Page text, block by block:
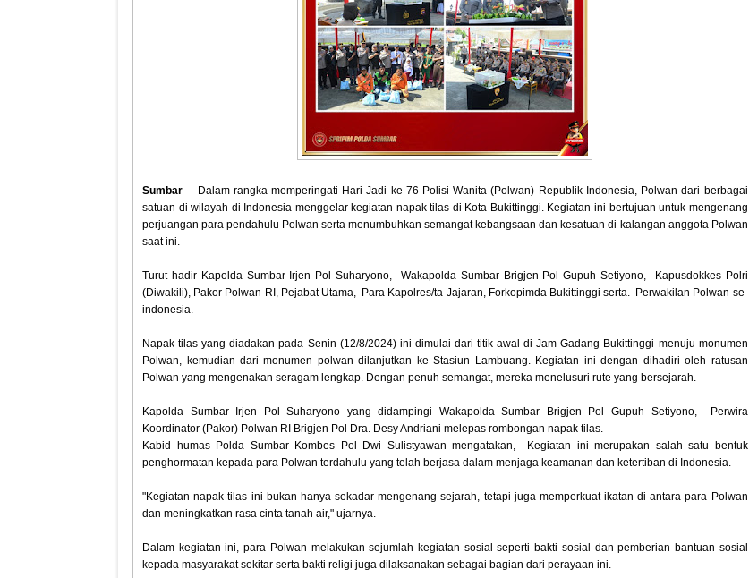
Sumbar -- Dalam rangka memperingati Hari Jadi ke-76 Polisi Wanita (Polwan) Republik Indonesia, Polwan dari berbagai
satuan di wilayah di Indonesia menggelar kegiatan napak tilas di Kota Bukittinggi. Kegiatan ini bertujuan untuk mengenang
perjuangan para pendahulu Polwan serta menumbuhkan semangat kebangsaan dan kesatuan di kalangan anggota Polwan
saat ini.
Turut hadir Kapolda Sumbar Irjen Pol Suharyono, ⁠Wakapolda Sumbar Brigjen Pol Gupuh Setiyono, ⁠Kapusdokkes Polri
(Diwakili), Pakor Polwan RI, ⁠Pejabat Utama, ⁠Para Kapolres/ta Jajaran, Forkopimda Bukittinggi serta. ⁠Perwakilan Polwan se-
indonesia.
Napak tilas yang diadakan pada Senin (12/8/2024) ini dimulai dari titik awal di Jam Gadang Bukittinggi menuju monumen
Polwan, kemudian dari monumen polwan dilanjutkan ke Stasiun Lambuang. Kegiatan ini dengan dihadiri oleh ratusan
Polwan yang mengenakan seragam lengkap. Dengan penuh semangat, mereka menelusuri rute yang bersejarah.
Kapolda Sumbar Irjen Pol Suharyono yang didampingi Wakapolda Sumbar Brigjen Pol Gupuh Setiyono, Perwira
Koordinator (Pakor) Polwan RI Brigjen Pol Dra. Desy Andriani melepas rombongan napak tilas.
Kabid humas Polda Sumbar Kombes Pol Dwi Sulistyawan mengatakan, Kegiatan ini merupakan salah satu bentuk
penghormatan kepada para Polwan terdahulu yang telah berjasa dalam menjaga keamanan dan ketertiban di Indonesia.
"Kegiatan napak tilas ini bukan hanya sekadar mengenang sejarah, tetapi juga memperkuat ikatan di antara para Polwan
dan meningkatkan rasa cinta tanah air," ujarnya.
Dalam kegiatan ini, para Polwan melakukan sejumlah kegiatan sosial seperti bakti sosial dan pemberian bantuan sosial
kepada masyarakat sekitar serta bakti religi juga dilaksanakan sebagai bagian dari perayaan ini.